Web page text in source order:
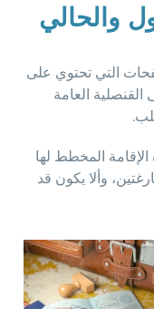
والحالي
التي تحتوي على
القنصلية العامة
المخطط لها
وألا يكون قد